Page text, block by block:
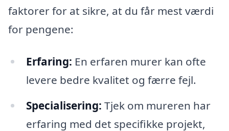
faktorer for at sikre, at du får mest værdi
for pengene:
Erfaring: En erfaren murer kan ofte
levere bedre kvalitet og færre fejl.
Specialisering: Tjek om mureren har
erfaring med det specifikke projekt,